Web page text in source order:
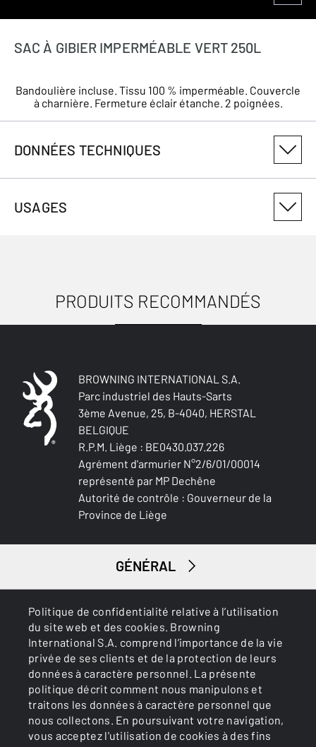
Politique de confidentialité relative à l’utilisation
du site web et des cookies. Browning
International S.A. comprend l’importance de la vie
privée de ses clients et de la protection de leurs
données à caractère personnel. La présente
politique décrit comment nous manipulons et
traitons les données à caractère personnel que
nous collectons. En poursuivant votre navigation,
vous acceptez l'utilisation de cookies à des fins
SAC À GIBIER IMPERMÉABLE VERT 250L
Bandoulière incluse. Tissu 100 % imperméable. Couvercle
à charnière. Fermeture éclair étanche. 2 poignées.
DONNÉES TECHNIQUES
1211089802
USAGES
USAGES
Petit gibier
PRODUITS RECOMMANDÉS
BROWNING INTERNATIONAL S.A.
Parc industriel des Hauts-Sarts
3ème Avenue, 25, B-4040, HERSTAL
BELGIQUE
R.P.M. Liège : BE0430.037.226
Agrément d'armurier N°2/6/01/00014
représenté par MP Dechêne
Autorité de contrôle : Gouverneur de la
Province de Liège
GÉNÉRAL
SERVICES
Cookies Politique de confidentialité